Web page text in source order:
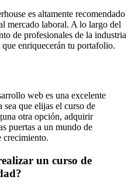
es altamente recomendado
mercado laboral. A lo largo del
de profesionales de la industria
enriquecerán tu portafolio.
web es una excelente
que elijas el curso de
otra opción, adquirir
puertas a un mundo de
crecimiento.
un curso de